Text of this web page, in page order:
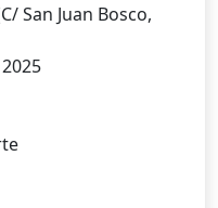
San Juan Bosco,